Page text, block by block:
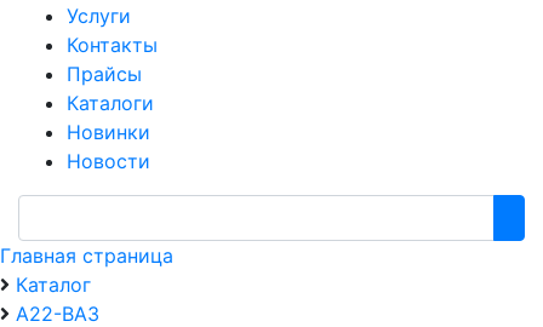
Услуги
Контакты
Прайсы
Каталоги
Новинки
Новости
Главная страница
Каталог
А22-ВАЗ